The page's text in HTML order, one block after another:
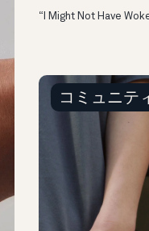
“I Might Not Have
コミュニテ